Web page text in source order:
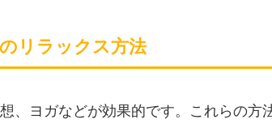
リラックス方法
、ヨガなどが効果的です。これらの方